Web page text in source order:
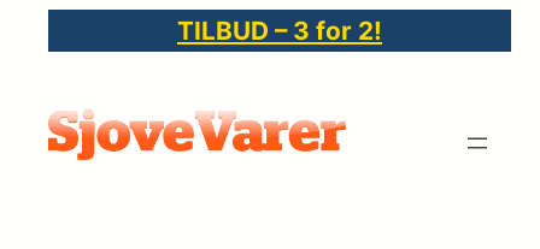
indhold
TILBUD – 3 for 2!